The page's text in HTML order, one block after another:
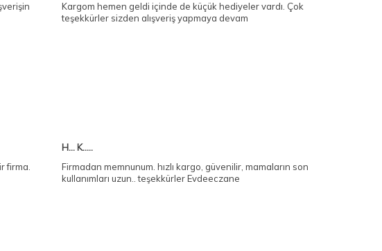
Kargom hemen geldi içinde de küçük hediyeler vardı. Çok
teşekkürler sizden alışveriş yapmaya devam
firma.
H... K.....
Firmadan memnunum. hızlı kargo, güvenilir, mamaların son
kullanımları uzun.. teşekkürler Evdeeczane